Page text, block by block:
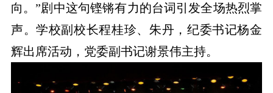
向。”剧中这句铿锵有力的台词引发全场热烈掌
声。学校副校长程桂珍、朱丹，纪委书记杨金
辉出席活动，党委副书记谢景伟主持。